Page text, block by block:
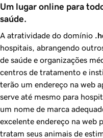
Um lugar online para
saúde.
A atratividade do domínio
hospitais, abrangendo
de saúde e organizações
centros de tratamento e
terão um endereço na web
serve até mesmo para
um nome de marca
excelente endereço na web
tratam seus animais de